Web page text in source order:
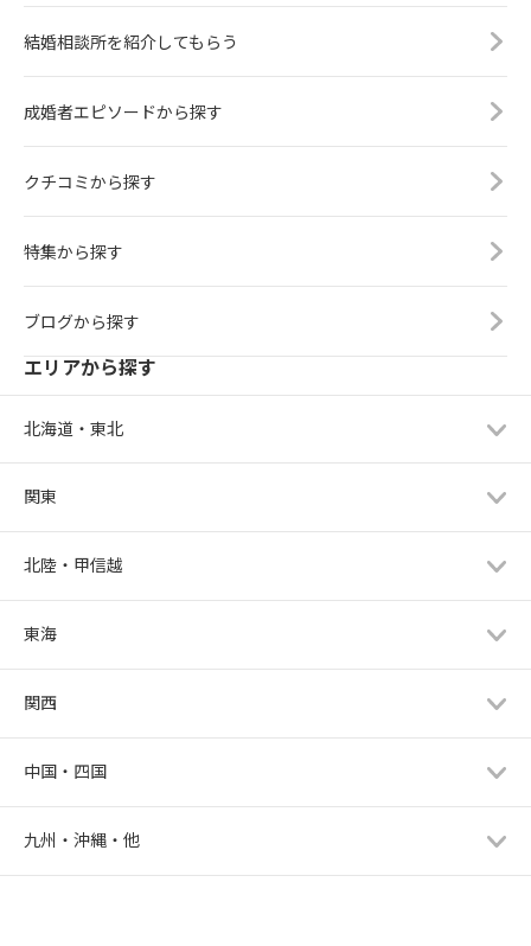
結婚相談所を紹介してもらう
成婚者エピソードから探す
クチコミから探す
特集から探す
ブログから探す
エリアから探す
北海道・東北
関東
北陸・甲信越
東海
関西
中国・四国
九州・沖縄・他